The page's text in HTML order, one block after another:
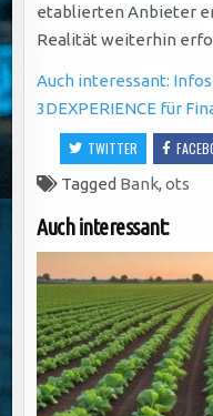
etablierten Anbieter
Realität weiterhin
Auch interessant: Infos
3DEXPERIENCE für
TWITTER
Tagged Bank,ots
Auch interessant: